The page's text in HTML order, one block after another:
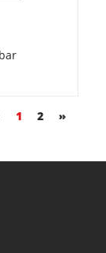
1 2
»